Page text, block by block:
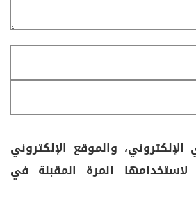
والموقع الإلكتروني
المرة المقبلة في